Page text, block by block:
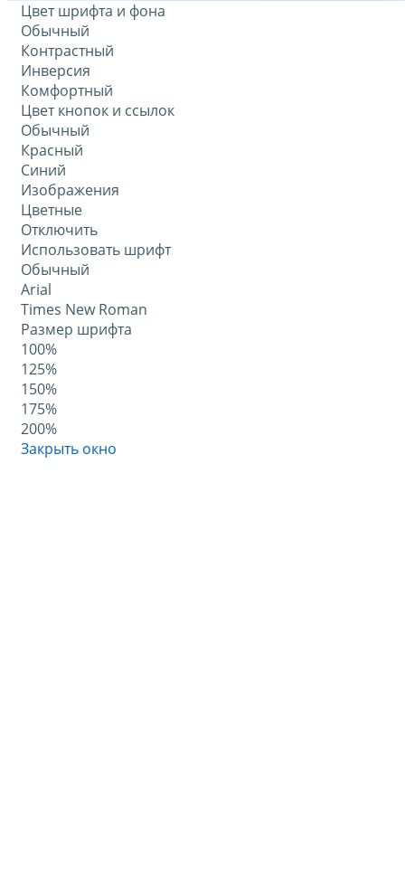
Цвет шрифта и фона
Обычный
Контрастный
Инверсия
Комфортный
Цвет кнопок и ссылок
Обычный
Красный
Синий
Изображения
Цветные
Отключить
Использовать шрифт
Обычный
Arial
Times New Roman
Размер шрифта
100%
125%
150%
175%
200%
Закрыть окно